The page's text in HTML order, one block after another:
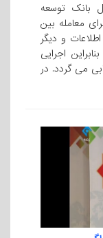
بانک توسعه
معامله بین
و دیگر
اجرایی
می گردد. در